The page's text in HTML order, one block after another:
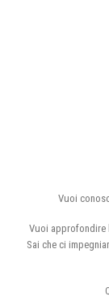
Vuoi
Vuoi approfondire
Sai che ci